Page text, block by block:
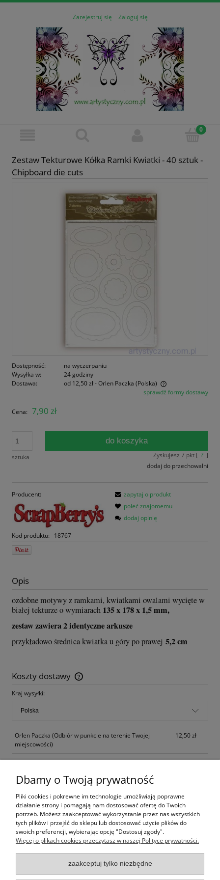
Zarejestruj się Zaloguj się
Zestaw Tekturowe Kółka Ramki Kwiatki - 40 sztuk -
Chipboard die cuts
Dostępność:
na wyczerpaniu
Wysyłka w:
24 godziny
Dostawa:
od 12,50 zł- Orlen Paczka (Polska)
Cena nie zawiera ewentualnych kosztów płatnościsprawdź formy dostawy
Cena: 7,90 zł
sztuka
do koszyka
Zyskujesz 7 pkt [ ? ]
dodaj do przechowalni
Producent:
Kod produktu: 18767
zapytaj o produkt
poleć znajomemu
dodaj opinię
Opis
ozdobne motywy z ramkami, kwiatkami owalami wycięte w
białej tekturze o wymiarach 135 x 178 x 1,5 mm,
zestaw zawiera 2 identyczne arkusze
przykładowo średnica kwiatka u góry po prawej 5,2 cm
Koszty dostawy
Cena nie zawiera ewentualnych kosztów płatności
Kraj wysyłki:
Orlen Paczka (Odbiór w punkcie na terenie Twojej
miejscowości)
12,50 zł
Kurier Inpost(dostawa w 24 godziny od nadania)
Kurier Inpost Pobranie(dostawa w 24 godziny od
nadania)
23,80 zł
Odbiór osobisty(od poniedziałku do piątku po
wcześniejszym potwierdzeniu)
Opinie o produkcie (0)
Dbamy o Twoją prywatność
Pliki cookies i pokrewne im technologie umożliwiają poprawne
działanie strony i pomagają nam dostosować ofertę do Twoich
potrzeb. Możesz zaakceptować wykorzystanie przez nas wszystkich
tych plików i przejść do sklepu lub dostosować użycie plików do
swoich preferencji, wybierając opcję "Dostosuj zgody".
Więcej o plikach cookies przeczytasz w naszej Polityce prywatności.
zaakceptuj tylko niezbędne